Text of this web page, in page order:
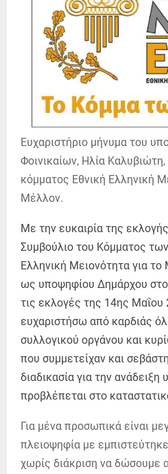
Ευχαριστήριο μήνυμα του
Φοινικαίων, Ηλία
κόμματος Εθνική Ελληνική
Μέλλον.
Με την ευκαιρία της
Συμβούλιο του Κόμματος
Ελληνική Μειονότητα για
ως υποψηφίου Δημάρχου στο
τις εκλογές της 14ης Μαΐου
ευχαριστήσω από καρδιάς
συλλογικού οργάνου και
που συμμετείχαν και
διαδικασία για την
προβλέπεται στο
Για μένα προσωπικά είναι
πλειοψηφία με
χωρίς διάκριση να δώσουμε